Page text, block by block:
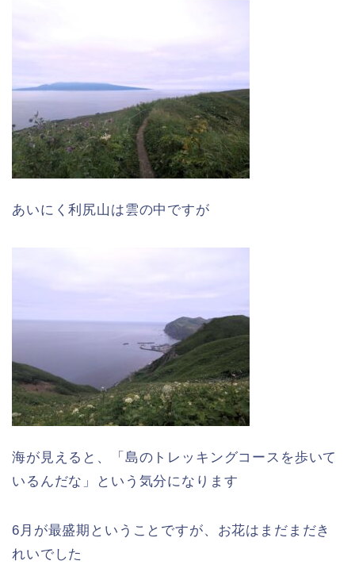
あいにく利尻山は雲の中ですが
海が見えると、「島のトレッキングコースを歩いて
いるんだな」という気分になります
6月が最盛期ということですが、お花はまだまだき
れいでした